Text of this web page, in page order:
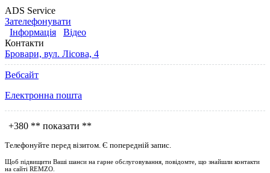
ADS Service
Зателефонувати
Інформація
Відео
Контакти
Бровари, вул. Лісова, 4
Вебсайт
Електронна пошта
+380 ** показати **
Телефонуйте перед візитом. Є попередній запис.
Щоб підвищити Ваші шанси на гарне обслуговування, повідомте, що знайшли контакти
на сайті REMZO